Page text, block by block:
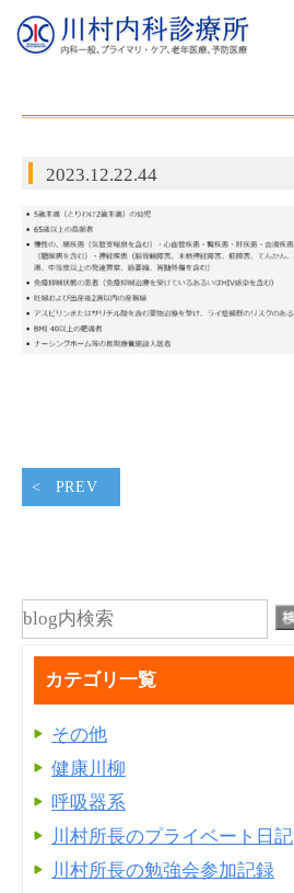
2023.12.22.44
PREV
カテゴリ一覧
その他
健康川柳
呼吸器系
川村所長のプライベート日記
川村所長の勉強会参加記録